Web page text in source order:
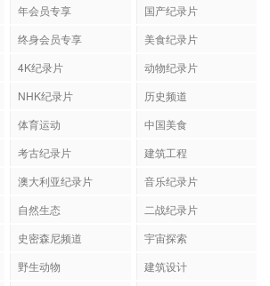
年会员专享
国产纪录片
终身会员专享
美食纪录片
4K纪录片
动物纪录片
NHK纪录片
历史频道
体育运动
中国美食
考古纪录片
建筑工程
澳大利亚纪录片
音乐纪录片
自然生态
二战纪录片
史密森尼频道
宇宙探索
野生动物
建筑设计